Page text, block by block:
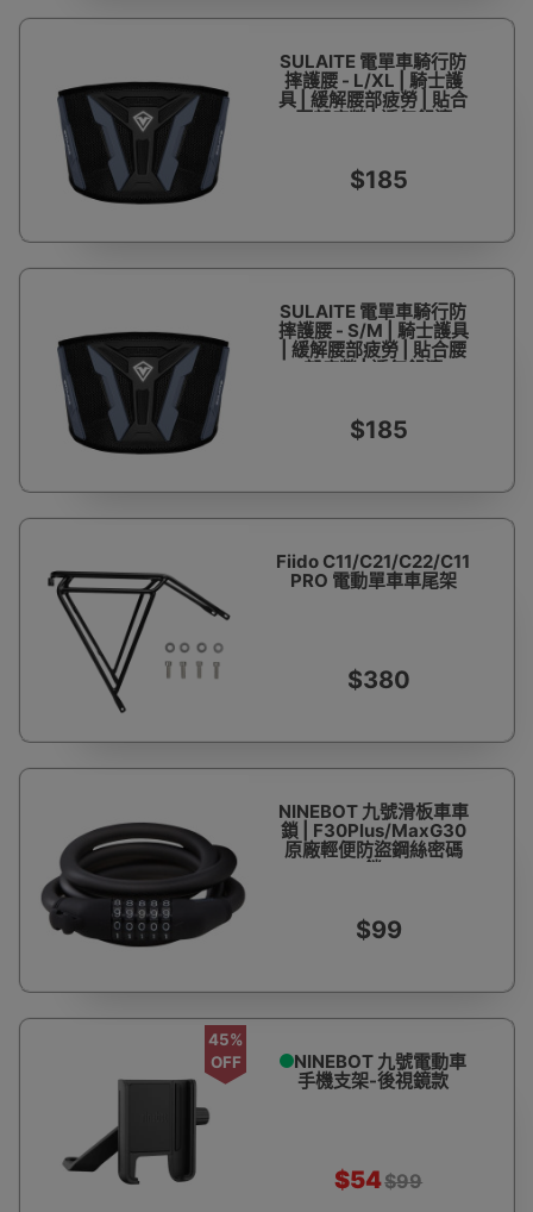
SULAITE 電單車騎行防
摔護腰 - L/XL | 騎士護
具 | 緩解腰部疲勞 | 貼合
腰部疲勞 | 透氣舒適
$185
SULAITE 電單車騎行防
摔護腰 - S/M | 騎士護具
| 緩解腰部疲勞 | 貼合腰
部疲勞 | 透氣舒適
$185
Fiido C11/C21/C22/C11
PRO 電動單車車尾架
$380
NINEBOT 九號滑板車車
鎖 | F30Plus/MaxG30
原廠輕便防盜鋼絲密碼
鎖
$99
45%
OFF
NINEBOT 九號電動車
手機支架-後視鏡款
$54$99